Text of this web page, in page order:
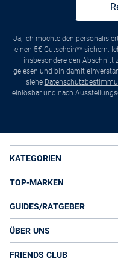
Ja, ich möchte den
einen 5€ Gutschein** sichern.
insbesondere den Abschnitt
gelesen und bin damit
siehe
einlösbar und nach
KATEGORIEN
TOP-MARKEN
GUIDES/RATGEBER
ÜBER UNS
FRIENDS CLUB